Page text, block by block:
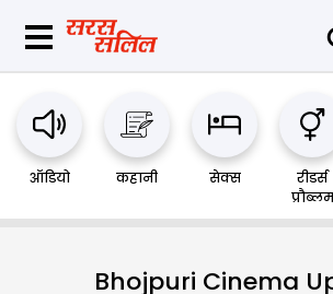
ऑडियो कहानी सेक्स
रीडर्स
प्रौब्लम
Bhojpuri Cinema